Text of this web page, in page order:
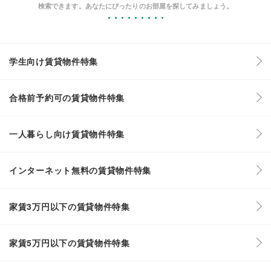
検索できます。あなたにぴったりのお部屋を探してみましょう。
学生向け賃貸物件特集
合格前予約可の賃貸物件特集
一人暮らし向け賃貸物件特集
インターネット無料の賃貸物件特集
家賃3万円以下の賃貸物件特集
家賃5万円以下の賃貸物件特集